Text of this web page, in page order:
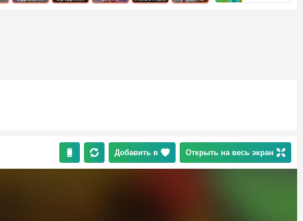
Добавить в Открыть на весь экран